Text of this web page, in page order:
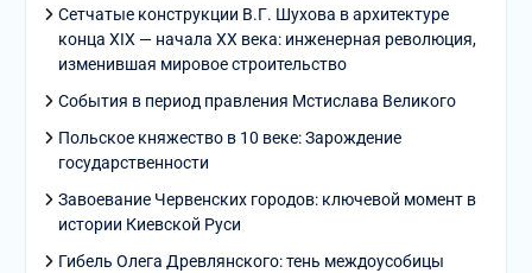
Сетчатые конструкции В.Г. Шухова в архитектуре
конца XIX — начала XX века: инженерная революция,
изменившая мировое строительство
События в период правления Мстислава Великого
Польское княжество в 10 веке: Зарождение
государственности
Завоевание Червенских городов: ключевой момент в
истории Киевской Руси
Гибель Олега Древлянского: тень междоусобицы